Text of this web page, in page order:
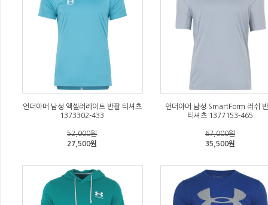
언더아머 남성 엑셀러레이트 반팔 티셔츠
1373302-433
52,000원
27,500원
언더아머 남성 SmartForm 러쉬
티셔츠 1377153-465
67,000원
35,500원